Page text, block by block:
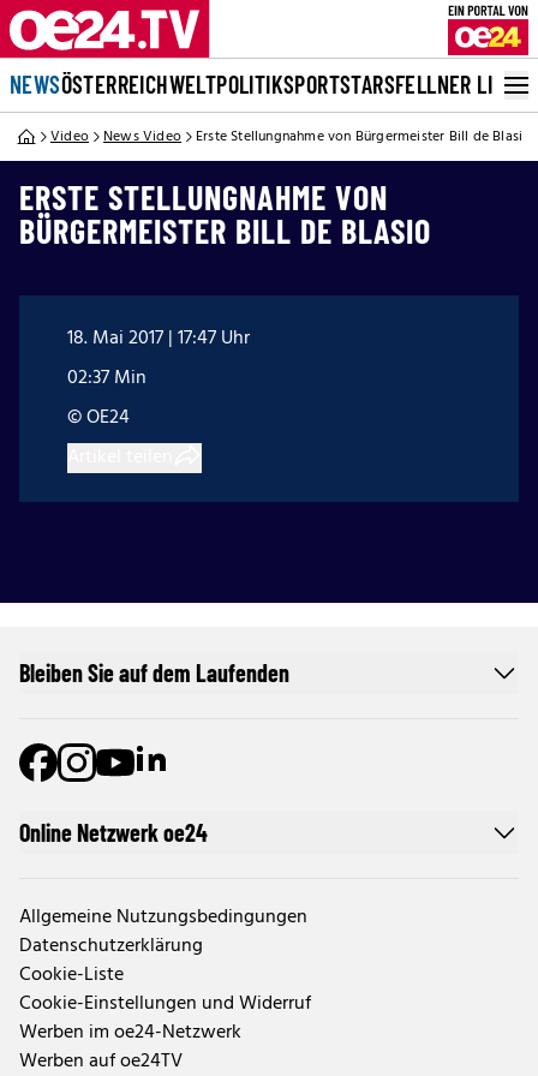
NEWSÖSTERREICHWELTPOLITIKSPORTSTARSFELLNER LIVE
Video News Video Erste Stellungnahme von Bürgermeister Bill de Blasio
ERSTE STELLUNGNAHME VON
BÜRGERMEISTER BILL DE BLASIO
18. Mai 2017 | 17:47 Uhr
02:37 Min
© OE24
Online Netzwerk oe24
Allgemeine Nutzungsbedingungen
Datenschutzerklärung
Cookie-Liste
Cookie-Einstellungen und Widerruf
Werben im oe24-Netzwerk
Werben auf oe24TV
Bleiben Sie auf dem Laufenden